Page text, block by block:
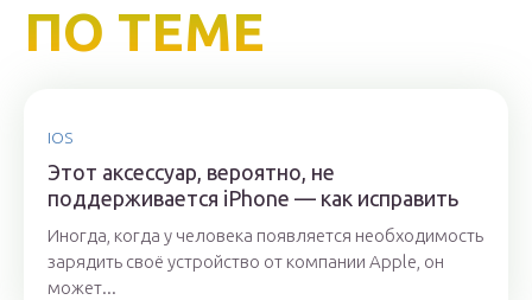
ПО ТЕМЕ
IOS
Этот аксессуар, вероятно, не
поддерживается iPhone — как исправить
Иногда, когда у человека появляется необходимость
зарядить своё устройство от компании Apple, он
может...